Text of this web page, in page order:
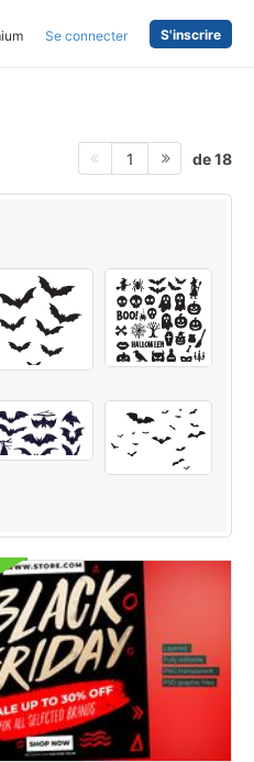
Se connecter S'inscrire
1 de 18